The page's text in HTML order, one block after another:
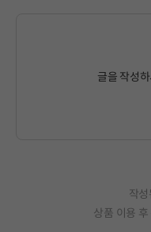
글을 작성
작
상품 이용